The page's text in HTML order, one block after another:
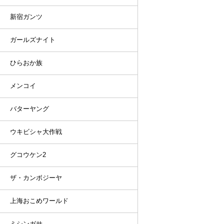
新宿ガンツ
ガールズナイト
ひらおか族
メンコイ
バターヤング
ウキビシャ大作戦
グコウケン2
ザ・カンボジーヤ
上海おこめワールド